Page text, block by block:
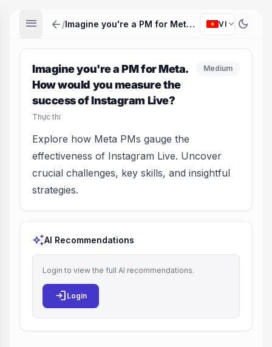
menu arrow_back / Imagine you're a PM for Meta. How would you measure the success of Instagram Live? VI expand_more dark_mode
Imagine you're a PM for Meta.
How would you measure the
success of Instagram Live?
Thực thi
Medium
Explore how Meta PMs gauge the
effectiveness of Instagram Live. Uncover
crucial challenges, key skills, and insightful
strategies.
auto_awesomeAI Recommendations
Login to view the full AI recommendations.
login Login